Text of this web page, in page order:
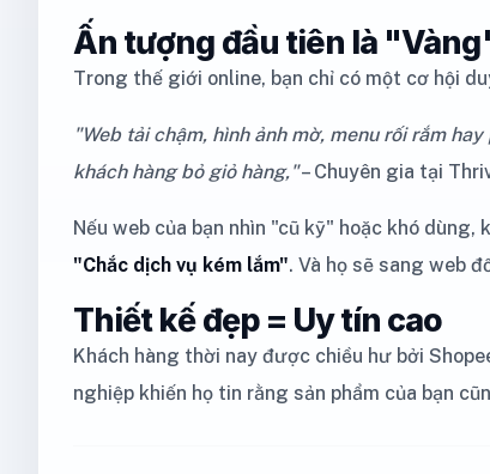
Ấn tượng đầu tiên là
Trong thế giới online, bạn chỉ có một cơ hội
"Web tải chậm, hình ảnh mờ, menu rối rắm
khách hàng bỏ giỏ hàng,"– Chuyên gia tại
Nếu web của bạn nhìn "cũ kỹ" hoặc khó dùng,
"Chắc dịch vụ kém lắm". Và họ sẽ sang web
Thiết kế đẹp = Uy tín cao
Khách hàng thời nay được chiều hư bởi
nghiệp khiến họ tin rằng sản phẩm của bạn